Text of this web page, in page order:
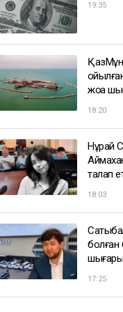
19:35
жоққа
18:20
Нұрай
талап
18:03
болған
17:25